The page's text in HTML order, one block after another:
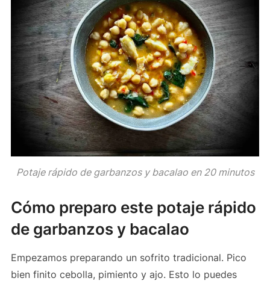
Potaje rápido de garbanzos y bacalao en 20 minutos
Cómo preparo este potaje rápido
de garbanzos y bacalao
Empezamos preparando un sofrito tradicional. Pico
bien finito cebolla, pimiento y ajo. Esto lo puedes